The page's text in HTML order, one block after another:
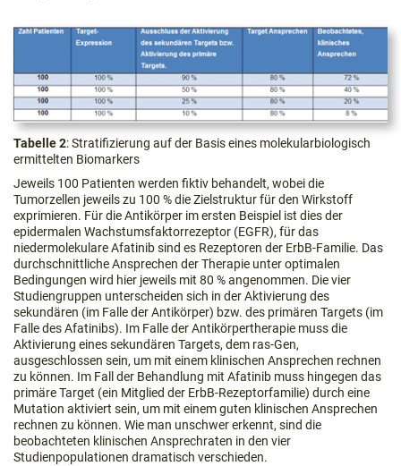
Tabelle 2: Stratifizierung auf der Basis eines molekularbiologisch
ermittelten Biomarkers
Jeweils 100 Patienten werden fiktiv behandelt, wobei die
Tumorzellen jeweils zu 100 % die Zielstruktur für den Wirkstoff
exprimieren. Für die Antikörper im ersten Beispiel ist dies der
epidermalen Wachstumsfaktorrezeptor (EGFR), für das
niedermolekulare Afatinib sind es Rezeptoren der ErbB-Familie. Das
durchschnittliche Ansprechen der Therapie unter optimalen
Bedingungen wird hier jeweils mit 80 % angenommen. Die vier
Studiengruppen unterscheiden sich in der Aktivierung des
sekundären (im Falle der Antikörper) bzw. des primären Targets (im
Falle des Afatinibs). Im Falle der Antikörpertherapie muss die
Aktivierung eines sekundären Targets, dem ras-Gen,
ausgeschlossen sein, um mit einem klinischen Ansprechen rechnen
zu können. Im Fall der Behandlung mit Afatinib muss hingegen das
primäre Target (ein Mitglied der ErbB-Rezeptorfamilie) durch eine
Mutation aktiviert sein, um mit einem guten klinischen Ansprechen
rechnen zu können. Wie man unschwer erkennt, sind die
beobachteten klinischen Ansprechraten in den vier
Studienpopulationen dramatisch verschieden.